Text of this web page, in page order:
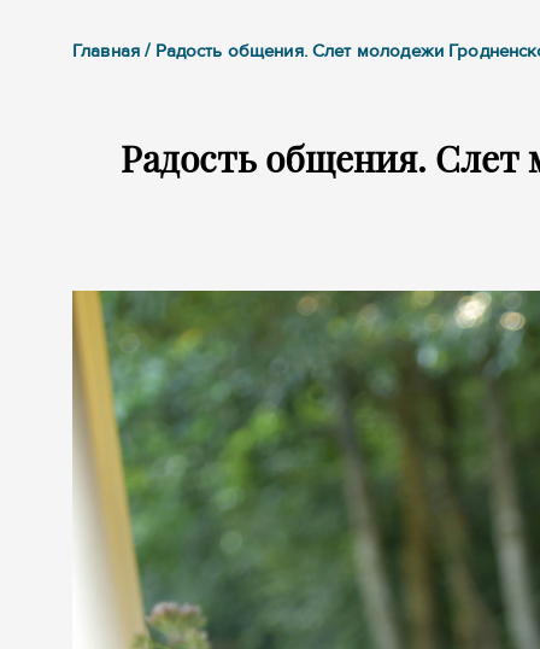
Главная / Радость общения. Слет молодежи
Радость общения. Слет